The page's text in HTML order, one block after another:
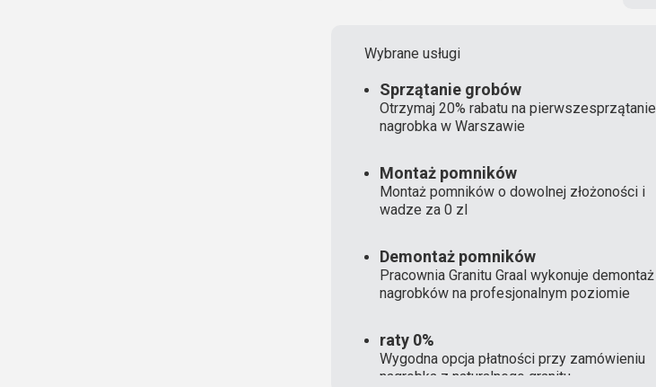
Wybrane usługi
Sprzątanie grobów
Otrzymaj 20% rabatu na pierwszesprzątanie
nagrobka w Warszawie
Montaż pomników
Montaż pomników o dowolnej złożoności i
wadze za 0 zl
Demontaż pomników
Pracownia Granitu Graal wykonuje demontaż
nagrobków na profesjonalnym poziomie
raty 0%
Wygodna opcja płatności przy zamówieniu
nagrobka z naturalnego granitu